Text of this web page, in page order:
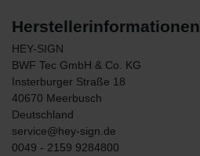
Herstellerinformationen
HEY-SIGN
BWF Tec GmbH & Co. KG
Insterburger Straße 18
40670 Meerbusch
Deutschland
service@hey-sign.de
0049 - 2159 9284800